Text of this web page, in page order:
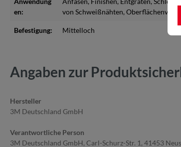
en:
von Schweißnähten,
Befestigung: Mittelloch
Angaben zur
Hersteller
3M Deutschland GmbH
Verantwortliche Person
3M Deutschland GmbH, Carl-Schurz-Str. 1, 41453